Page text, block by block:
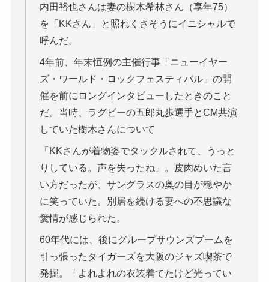
内田裕也さんは妻の樹木希林さん（享年75）
を「KKさん」と照れくさそうにイニシャルで
呼んだ。
4年前、年末恒例の主催行事「ニューイヤー
ズ・ワールド・ロックフェスティバル」の開
催を前にロングインタビューしたときのこと
だ。当時、ラグビーの五郎丸歩選手とCM共演
していた樹木さんについて
「KKさんが着物姿でタックルされて、うっと
りしている。声を失ったね」。皮肉めいた言
い方だったが、サングラスの奥の目が穏やか
に笑っていた。別居を続ける妻への不思議な
愛情が感じられた。
60年代には、後にグループサウンズブームを
引っ張ったタイガーズを大阪のジャズ喫茶で
発掘。「よれよれの衣装着てたけど光ってい